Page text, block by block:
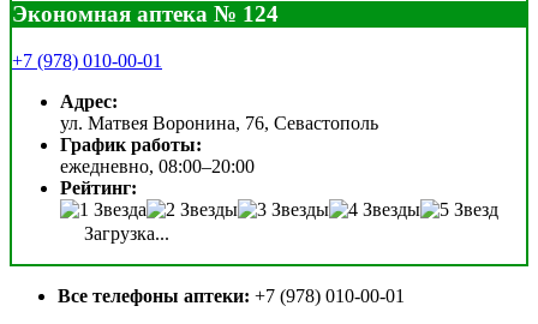
Экономная аптека № 124
+7 (978) 010-00-01
Адрес:
ул. Матвея Воронина, 76, Севастополь
График работы:
ежедневно, 08:00–20:00
Рейтинг:
Загрузка...
Все телефоны аптеки: +7 (978) 010-00-01